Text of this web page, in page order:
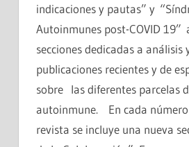
indicaciones y pautas” y
Autoinmunes post-COVID 19”
secciones dedicadas a análisis
publicaciones recientes y de
sobre las diferentes parcelas
autoinmune. En cada
revista se incluye una nueva